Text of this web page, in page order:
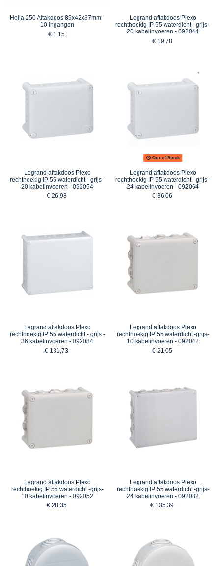
Helia 250 Aftakdoos 89x42x37mm -
10 ingangen
€ 1,15
Legrand aftakdoos Plexo
rechthoekig IP 55 waterdicht - grijs -
20 kabelinvoeren - 092044
€ 19,78
Legrand aftakdoos Plexo
rechthoekig IP 55 waterdicht - grijs -
20 kabelinvoeren - 092054
€ 26,98
Out-of-Stock
Legrand aftakdoos Plexo
rechthoekig IP 55 waterdicht - grijs -
24 kabelinvoeren - 092064
€ 36,06
Legrand aftakdoos Plexo
rechthoekig IP 55 waterdicht - grijs -
36 kabelinvoeren - 092084
€ 131,73
Legrand aftakdoos Plexo
rechthoekig IP 55 waterdicht -grijs-
10 kabelinvoeren - 092042
€ 21,05
Legrand aftakdoos Plexo
rechthoekig IP 55 waterdicht -grijs-
10 kabelinvoeren - 092052
€ 28,35
Legrand aftakdoos Plexo
rechthoekig IP 55 waterdicht -grijs-
24 kabelinvoeren - 092082
€ 135,39